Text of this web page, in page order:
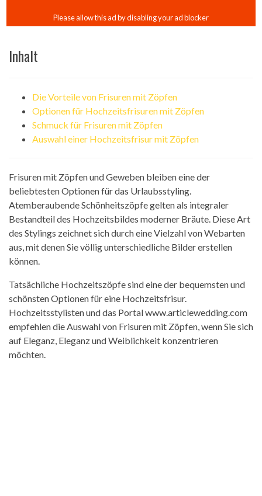
Inhalt
Die Vorteile von Frisuren mit Zöpfen
Optionen für Hochzeitsfrisuren mit Zöpfen
Schmuck für Frisuren mit Zöpfen
Auswahl einer Hochzeitsfrisur mit Zöpfen
Frisuren mit Zöpfen und Geweben bleiben eine der
beliebtesten Optionen für das Urlaubsstyling.
Atemberaubende Schönheitszöpfe gelten als integraler
Bestandteil des Hochzeitsbildes moderner Bräute. Diese Art
des Stylings zeichnet sich durch eine Vielzahl von Webarten
aus, mit denen Sie völlig unterschiedliche Bilder erstellen
können.
Tatsächliche Hochzeitszöpfe sind eine der bequemsten und
schönsten Optionen für eine Hochzeitsfrisur.
Hochzeitsstylisten und das Portal www.articlewedding.com
empfehlen die Auswahl von Frisuren mit Zöpfen, wenn Sie sich
auf Eleganz, Eleganz und Weiblichkeit konzentrieren
möchten.